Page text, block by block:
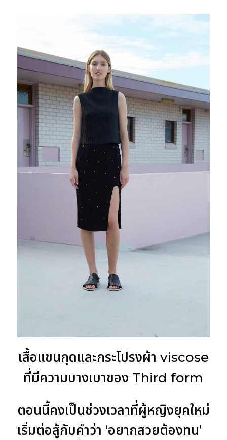
เสื้อแขนกุดและกระโปรงผ้า viscose
ที่มีความบางเบาของ Third form
ตอนนี้คงเป็นช่วงเวลาที่ผู้หญิงยุคใหม่
เริ่มต่อสู้กับคำว่า ‘อยากสวยต้องทน’